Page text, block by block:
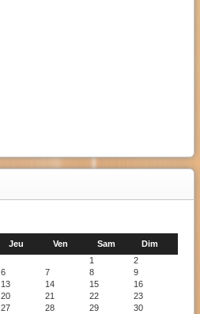
Jeu Ven Sam
Dim
1
2
6 7 8
9
13 14 15
16
20 21 22
23
27 28 29
30